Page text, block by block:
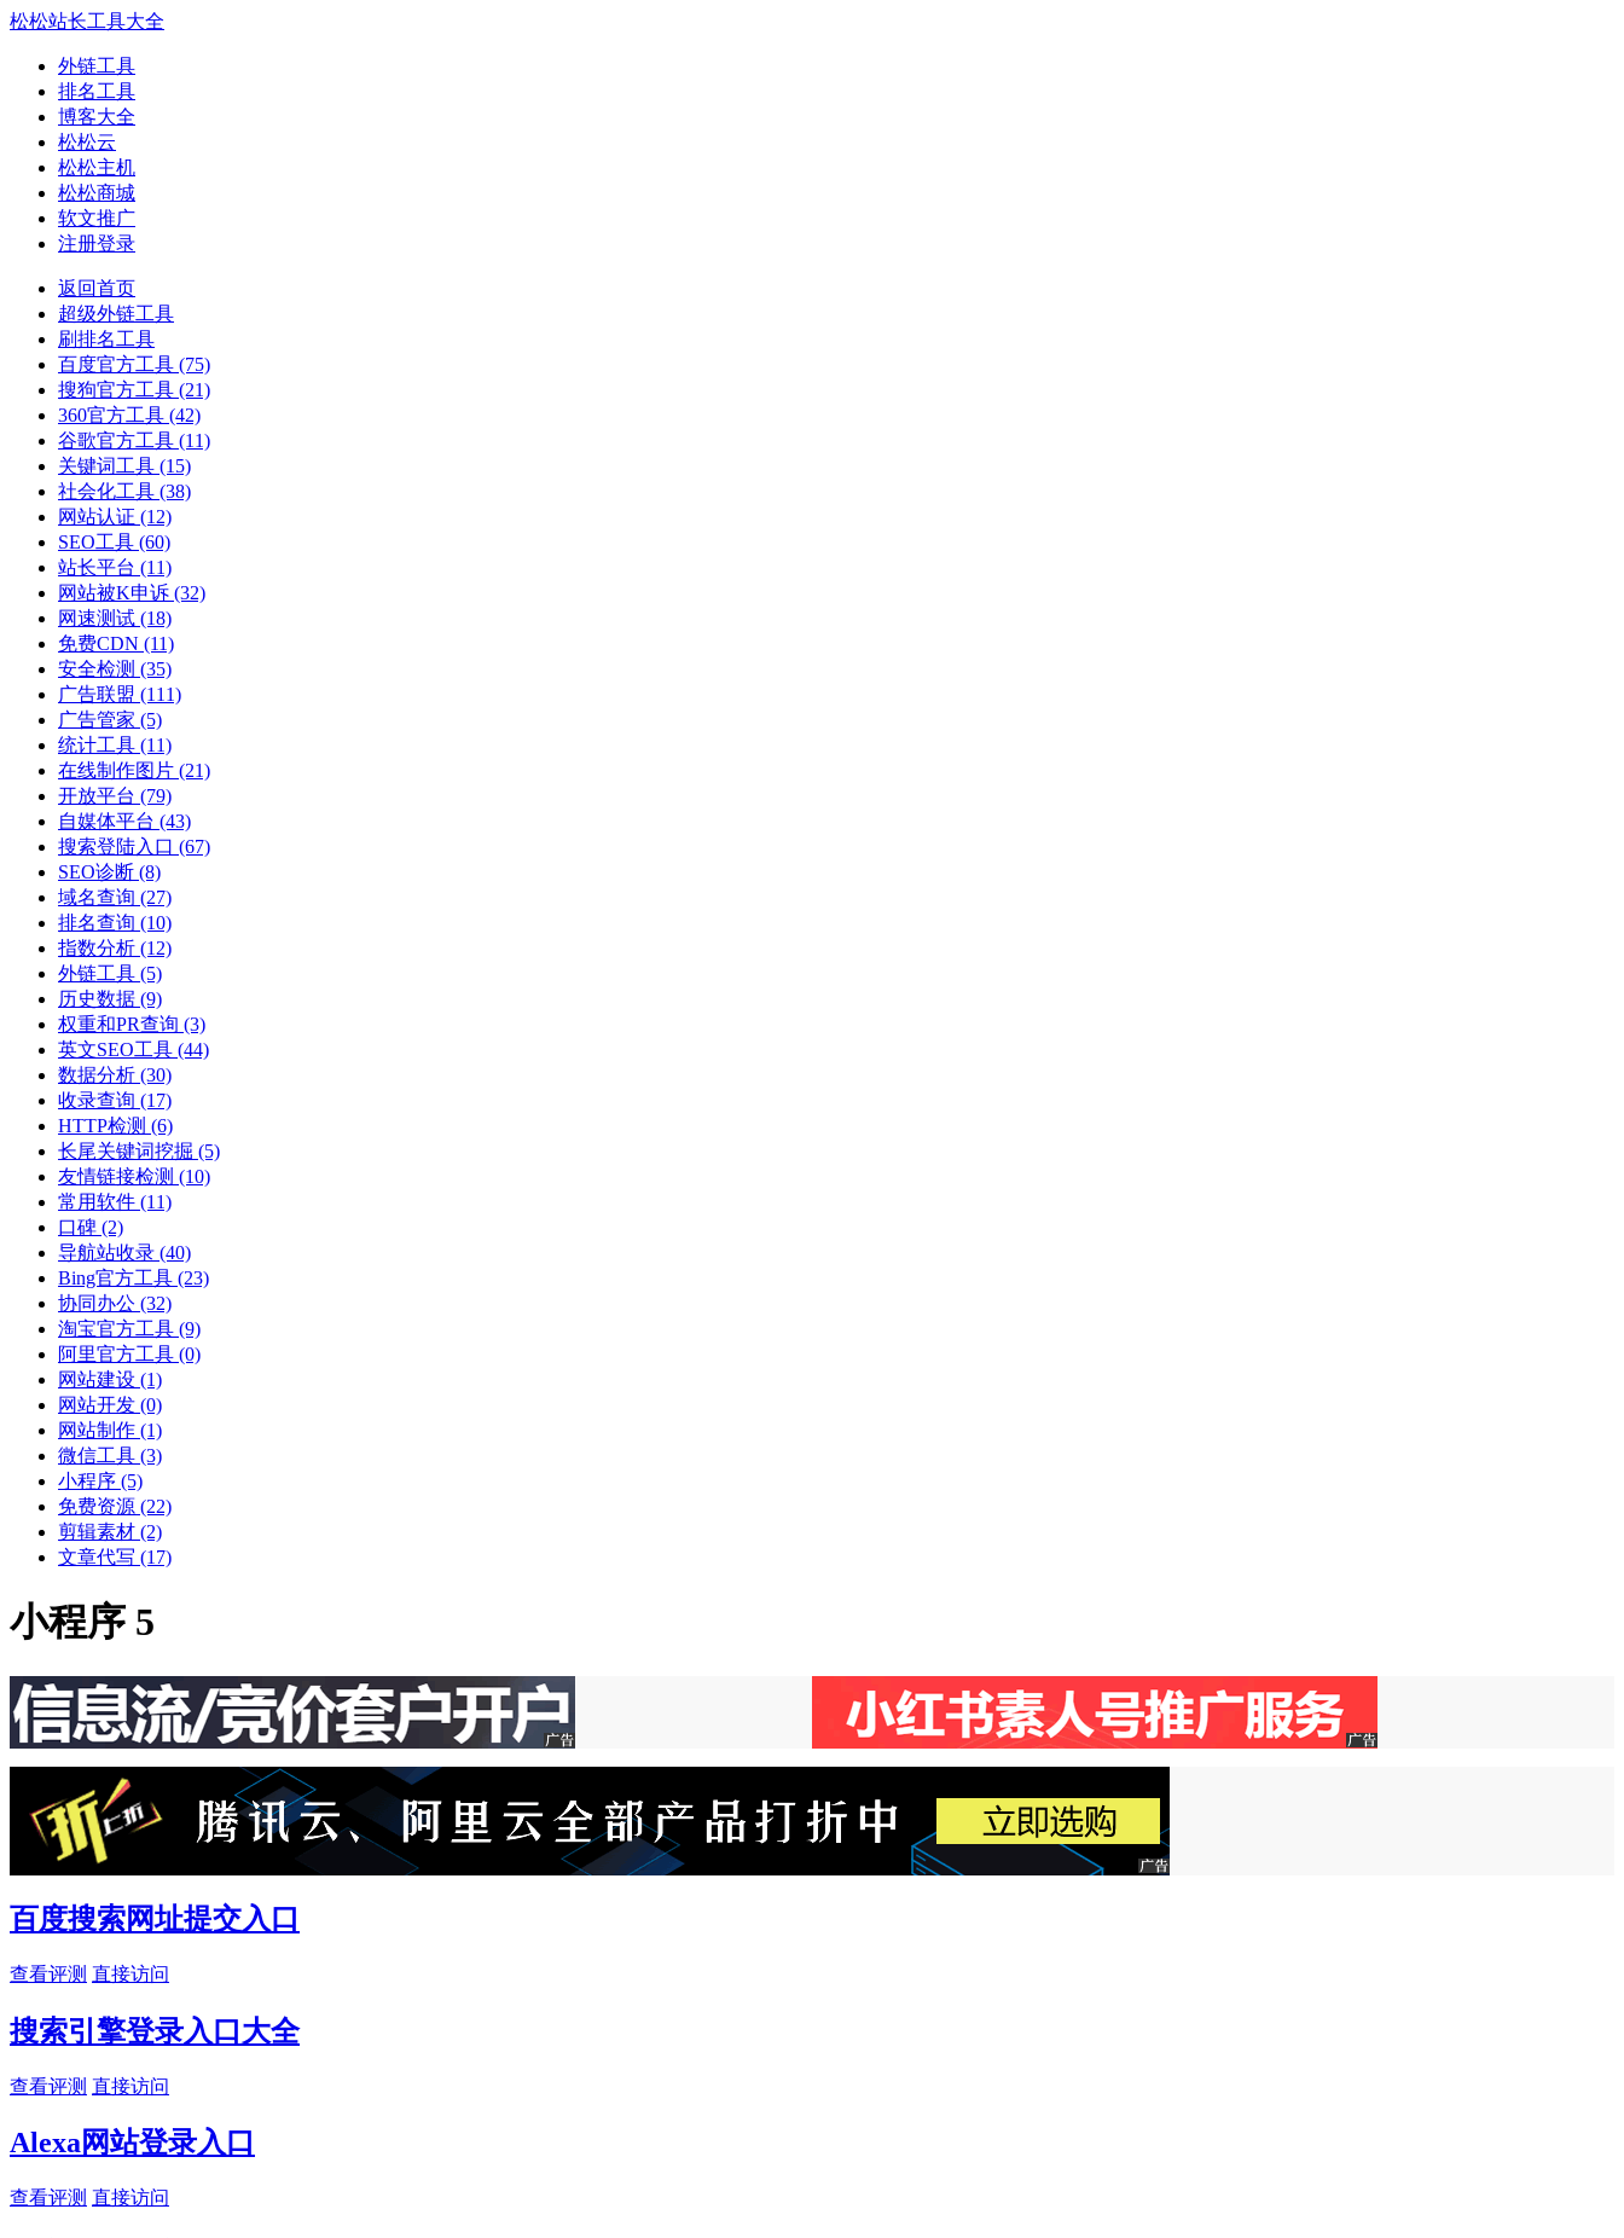
松松站长工具大全
外链工具
排名工具
博客大全
松松云
松松主机
松松商城
软文推广
注册登录
返回首页
超级外链工具
刷排名工具
百度官方工具 (75)
搜狗官方工具 (21)
360官方工具 (42)
谷歌官方工具 (11)
关键词工具 (15)
社会化工具 (38)
网站认证 (12)
SEO工具 (60)
站长平台 (11)
网站被K申诉 (32)
网速测试 (18)
免费CDN (11)
安全检测 (35)
广告联盟 (111)
广告管家 (5)
统计工具 (11)
在线制作图片 (21)
开放平台 (79)
自媒体平台 (43)
搜索登陆入口 (67)
SEO诊断 (8)
域名查询 (27)
排名查询 (10)
指数分析 (12)
外链工具 (5)
历史数据 (9)
权重和PR查询 (3)
英文SEO工具 (44)
数据分析 (30)
收录查询 (17)
HTTP检测 (6)
长尾关键词挖掘 (5)
友情链接检测 (10)
常用软件 (11)
口碑 (2)
导航站收录 (40)
Bing官方工具 (23)
协同办公 (32)
淘宝官方工具 (9)
阿里官方工具 (0)
网站建设 (1)
网站开发 (0)
网站制作 (1)
微信工具 (3)
小程序 (5)
免费资源 (22)
剪辑素材 (2)
文章代写 (17)
小程序 5
百度搜索网址提交入口
查看评测 直接访问
搜索引擎登录入口大全
查看评测 直接访问
Alexa网站登录入口
查看评测 直接访问